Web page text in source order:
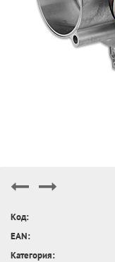
Код:
EAN:
Категория: